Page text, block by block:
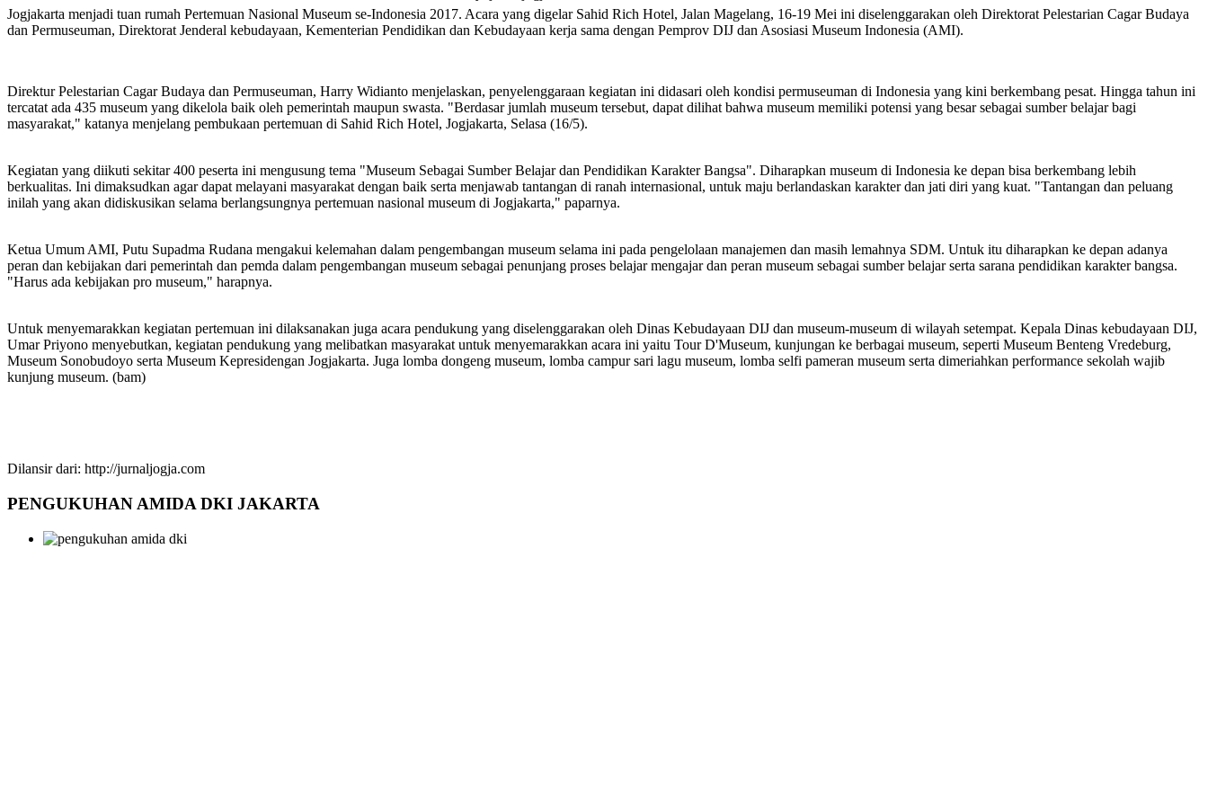
Jogjakarta menjadi tuan rumah Pertemuan Nasional Museum se-Indonesia 2017. Acara yang digelar Sahid Rich Hotel, Jalan Magelang, 16-19 Mei ini diselenggarakan oleh Direktorat Pelestarian Cagar Budaya
dan Permuseuman, Direktorat Jenderal kebudayaan, Kementerian Pendidikan dan Kebudayaan kerja sama dengan Pemprov DIJ dan Asosiasi Museum Indonesia (AMI).
Direktur Pelestarian Cagar Budaya dan Permuseuman, Harry Widianto menjelaskan, penyelenggaraan kegiatan ini didasari oleh kondisi permuseuman di Indonesia yang kini berkembang pesat. Hingga tahun ini
tercatat ada 435 museum yang dikelola baik oleh pemerintah maupun swasta. "Berdasar jumlah museum tersebut, dapat dilihat bahwa museum memiliki potensi yang besar sebagai sumber belajar bagi
masyarakat," katanya menjelang pembukaan pertemuan di Sahid Rich Hotel, Jogjakarta, Selasa (16/5).
Kegiatan yang diikuti sekitar 400 peserta ini mengusung tema "Museum Sebagai Sumber Belajar dan Pendidikan Karakter Bangsa". Diharapkan museum di Indonesia ke depan bisa berkembang lebih
berkualitas. Ini dimaksudkan agar dapat melayani masyarakat dengan baik serta menjawab tantangan di ranah internasional, untuk maju berlandaskan karakter dan jati diri yang kuat. "Tantangan dan peluang
inilah yang akan didiskusikan selama berlangsungnya pertemuan nasional museum di Jogjakarta," paparnya.
Ketua Umum AMI, Putu Supadma Rudana mengakui kelemahan dalam pengembangan museum selama ini pada pengelolaan manajemen dan masih lemahnya SDM. Untuk itu diharapkan ke depan adanya
peran dan kebijakan dari pemerintah dan pemda dalam pengembangan museum sebagai penunjang proses belajar mengajar dan peran museum sebagai sumber belajar serta sarana pendidikan karakter bangsa.
"Harus ada kebijakan pro museum," harapnya.
Untuk menyemarakkan kegiatan pertemuan ini dilaksanakan juga acara pendukung yang diselenggarakan oleh Dinas Kebudayaan DIJ dan museum-museum di wilayah setempat. Kepala Dinas kebudayaan DIJ,
Umar Priyono menyebutkan, kegiatan pendukung yang melibatkan masyarakat untuk menyemarakkan acara ini yaitu Tour D'Museum, kunjungan ke berbagai museum, seperti Museum Benteng Vredeburg,
Museum Sonobudoyo serta Museum Kepresidengan Jogjakarta. Juga lomba dongeng museum, lomba campur sari lagu museum, lomba selfi pameran museum serta dimeriahkan performance sekolah wajib
kunjung museum. (bam)
Dilansir dari: http://jurnaljogja.com
PENGUKUHAN AMIDA DKI JAKARTA